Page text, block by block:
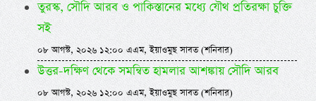
তুরস্ক, সৌদি আরব ও পাকিস্তানের মধ্যে যৌথ প্রতিরক্ষা চুক্তি
সই
০৮ আগস্ট, ২০২৬ ১২:০০ এএম, ইয়াওমুছ সাবত (শনিবার)
উত্তর-দক্ষিণ থেকে সমন্বিত হামলার আশঙ্কায় সৌদি আরব
০৮ আগস্ট, ২০২৬ ১২:০০ এএম, ইয়াওমুছ সাবত (শনিবার)